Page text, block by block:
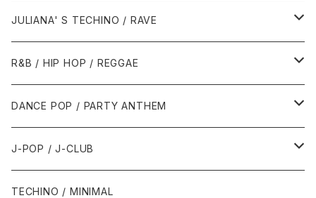
1988年
1990年
1991年
2000年代
2000年
2001年
2010年代
2010年
2011年
1994年・以前
1995年
2000年代
2000年
2001年
1980年代
1986年・以前
1987年
1990年代
1990年
1991年
2000年代
JULIANA' S TECHINO / RAVE
1990年代
1990年
1991年
2000年代
2000年
2001年
R&B / HIP HOP / REGGAE
1980年代
1985年・以前
1986年
1990年代
1990年
2000年代
DANCE POP / PARTY ANTHEM
1980年代
1988年・以前
1990年代
J-POP / J-CLUB
1980年代
TECHINO / MINIMAL